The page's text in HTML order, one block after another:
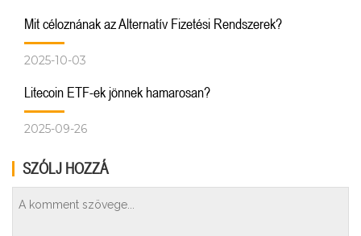
Mit céloznának az Alternatív Fizetési Rendszerek?
2025-10-03
Litecoin ETF-ek jönnek hamarosan?
2025-09-26
SZÓLJ HOZZÁ